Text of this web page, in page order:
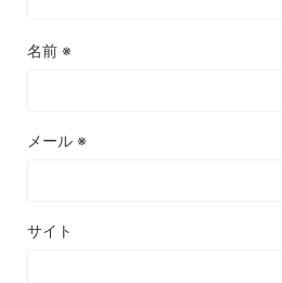
名前 ※
メール ※
サイト